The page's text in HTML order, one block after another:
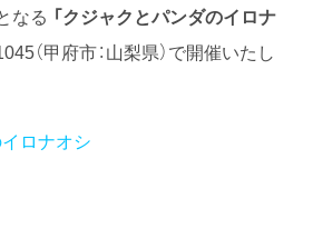
なる 「クジャクとパンダのイロナ
（甲府市：山梨県）で開催いたし
ロナオシ